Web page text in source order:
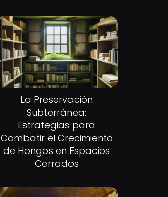
La Preservación
Subterránea:
Estrategias para
Combatir el Crecimiento
de Hongos en Espacios
Cerrados